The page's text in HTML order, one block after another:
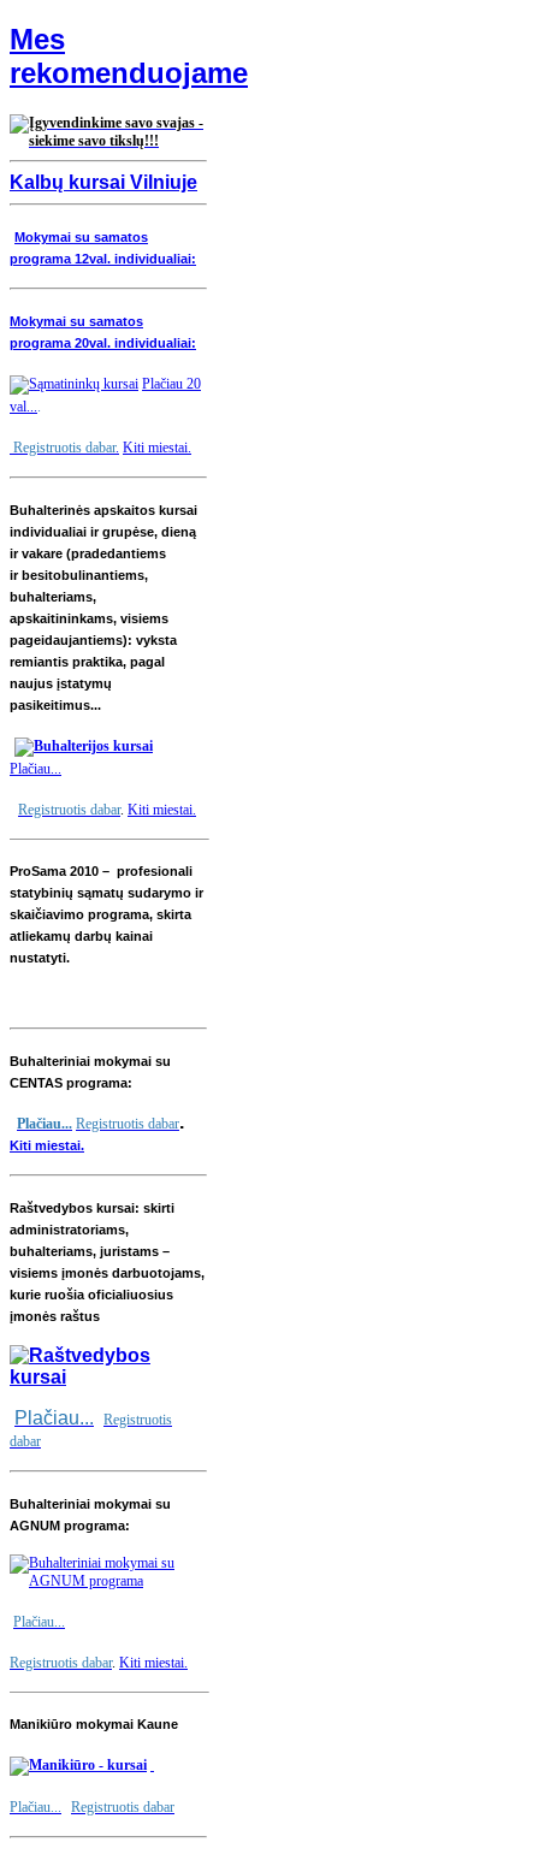
Mes
rekomenduojame
Kalbų kursai Vilniuje
Mokymai su samatos
programa 12val. individualiai:
Mokymai su samatos
programa 20val. individualiai:
Plačiau 20
val....
Registruotis dabar. Kiti miestai.
Buhalterinės apskaitos kursai
individualiai ir grupėse, dieną
ir vakare (pradedantiems
ir besitobulinantiems,
buhalteriams,
apskaitininkams, visiems
pageidaujantiems): vyksta
remiantis praktika, pagal
naujus įstatymų
pasikeitimus...
Plačiau...
Registruotis dabar. Kiti miestai.
ProSama 2010 – profesionali
statybinių sąmatų sudarymo ir
skaičiavimo programa, skirta
atliekamų darbų kainai
nustatyti.
Buhalteriniai mokymai su
CENTAS programa:
Plačiau... Registruotis dabar.
Kiti miestai.
Raštvedybos kursai: skirti
administratoriams,
buhalteriams, juristams –
visiems įmonės darbuotojams,
kurie ruošia oficialiuosius
įmonės raštus
Plačiau...
Registruotis
dabar
Buhalteriniai mokymai su
AGNUM programa:
Plačiau...
Registruotis dabar. Kiti miestai.
Manikiūro mokymai Kaune
Plačiau... Registruotis dabar